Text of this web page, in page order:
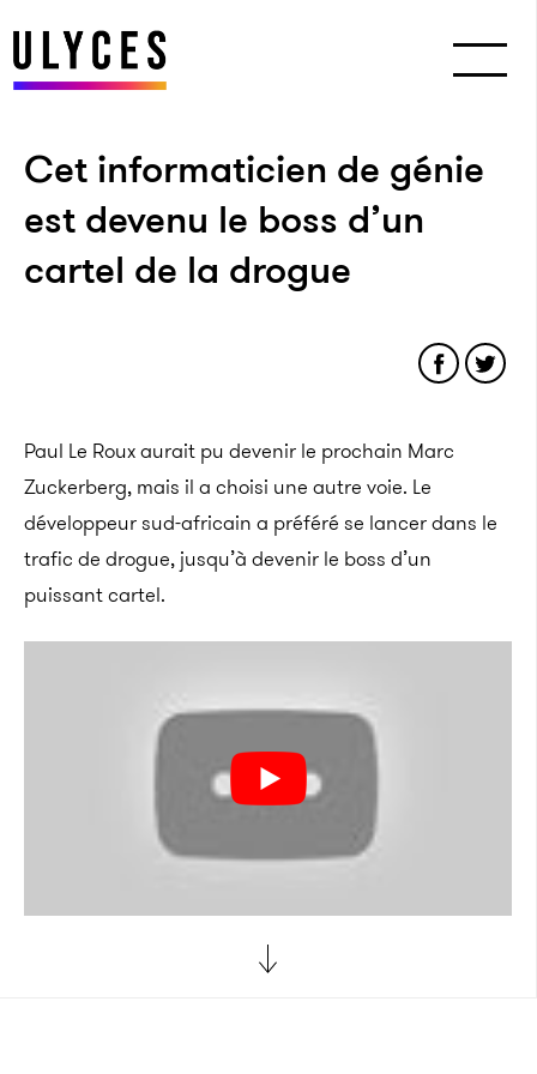
Cet informaticien de génie
est devenu le boss d’un
cartel de la drogue
Paul Le Roux aurait pu devenir le prochain Marc
Zuckerberg, mais il a choisi une autre voie. Le
développeur sud-africain a préféré se lancer dans le
trafic de drogue, jusqu’à devenir le boss d’un
puissant cartel.